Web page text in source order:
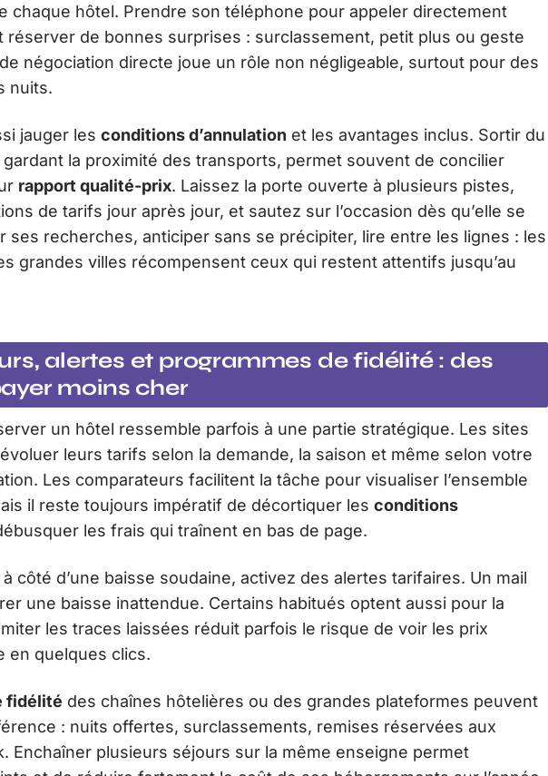
chaque hôtel. Prendre son téléphone pour appeler directement
réserver de bonnes surprises : surclassement, petit plus ou geste
négociation directe joue un rôle non négligeable, surtout pour des
nuits.
jauger les conditions d’annulation et les avantages inclus. Sortir du
la proximité des transports, permet souvent de concilier
rapport qualité-prix. Laissez la porte ouverte à plusieurs pistes,
de tarifs jour après jour, et sautez sur l’occasion dès qu’elle se
ses recherches, anticiper sans se précipiter, lire entre les lignes : les
grandes villes récompensent ceux qui restent attentifs jusqu’au
alertes et programmes de fidélité : des
moins cher
un hôtel ressemble parfois à une partie stratégique. Les sites
leurs tarifs selon la demande, la saison et même selon votre
Les comparateurs facilitent la tâche pour visualiser l’ensemble
il reste toujours impératif de décortiquer les conditions
les frais qui traînent en bas de page.
côté d’une baisse soudaine, activez des alertes tarifaires. Un mail
une baisse inattendue. Certains habitués optent aussi pour la
les traces laissées réduit parfois le risque de voir les prix
en quelques clics.
fidélité des chaînes hôtelières ou des grandes plateformes peuvent
: nuits offertes, surclassements, remises réservées aux
Enchaîner plusieurs séjours sur la même enseigne permet